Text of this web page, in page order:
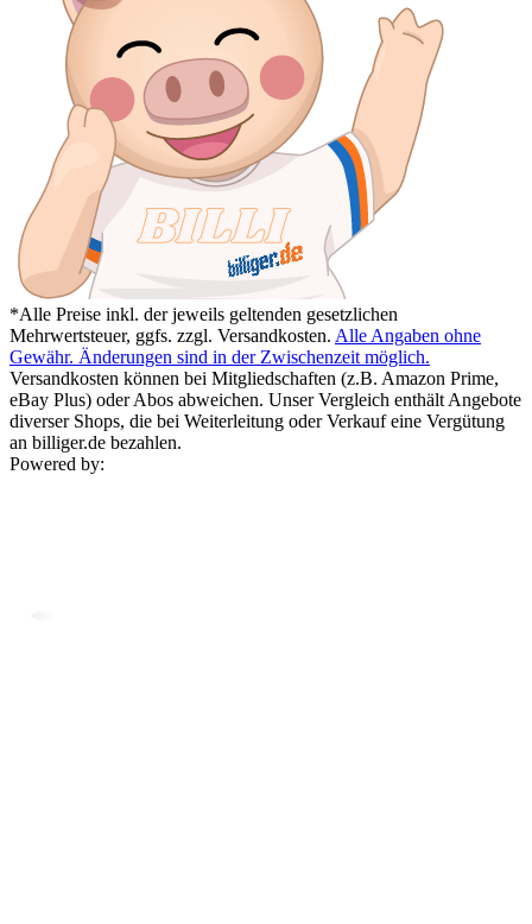
*Alle Preise inkl. der jeweils geltenden gesetzlichen
Mehrwertsteuer, ggfs. zzgl. Versandkosten. Alle Angaben ohne
Gewähr. Änderungen sind in der Zwischenzeit möglich.
Versandkosten können bei Mitgliedschaften (z.B. Amazon Prime,
eBay Plus) oder Abos abweichen. Unser Vergleich enthält Angebote
diverser Shops, die bei Weiterleitung oder Verkauf eine Vergütung
an billiger.de bezahlen.
Powered by: